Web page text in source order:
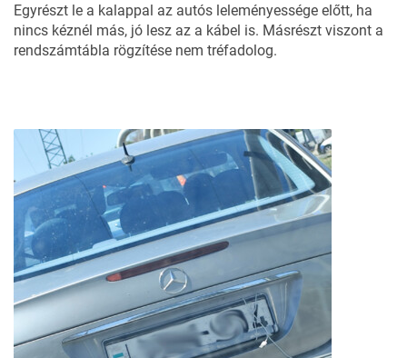
Egyrészt le a kalappal az autós leleményessége előtt, ha
nincs kéznél más, jó lesz az a kábel is. Másrészt viszont a
rendszámtábla rögzítése nem tréfadolog.